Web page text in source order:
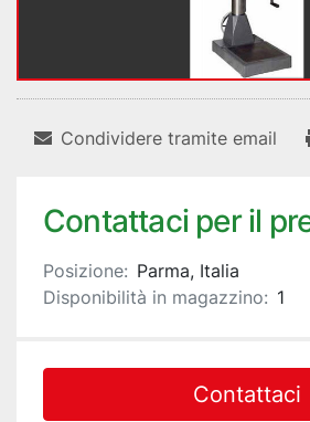
Condividere tramite email
Contattaci per il
Posizione: Parma, Italia
Disponibilità in magazzino: 1
Contattaci